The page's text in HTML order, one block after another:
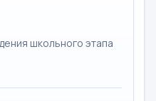
школьного этапа